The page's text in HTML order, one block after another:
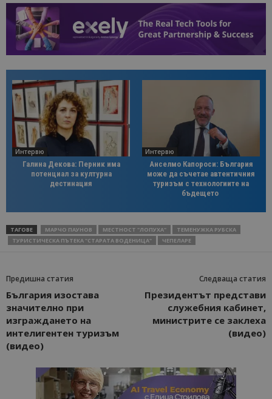
Интервю
Галина Декова: Перник има
потенциал за културна
дестинация
Интервю
Анселмо Капороси: България
може да съчетае автентичния
туризъм с технологиите на
бъдещето
ТАГОВЕ МАРЧО ПАУНОВ МЕСТНОСТ "ЛОПУХА"
ТЕМЕНУЖКА РУБСКА
ТУРИСТИЧЕСКА ПЪТЕКА "СТАРАТА ВОДЕНИЦА"
ЧЕПЕЛАРЕ
Предишна статия
България изостава
значително при
изграждането на
интелигентен туризъм
(видео)
Следваща статия
Президентът представи
служебния кабинет,
министрите се заклеха
(видео)